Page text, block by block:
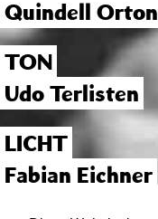
Quindell Orton
TON
Udo Terlisten
LICHT
Fabian Eichner